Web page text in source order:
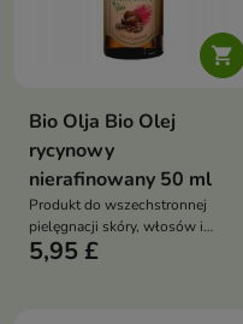

Bio Olja Bio Olej
rycynowy
nierafinowany 50 ml
Produkt do wszechstronnej
pielęgnacji skóry, włosów i
paznokci, który zachowuje
5,95 £